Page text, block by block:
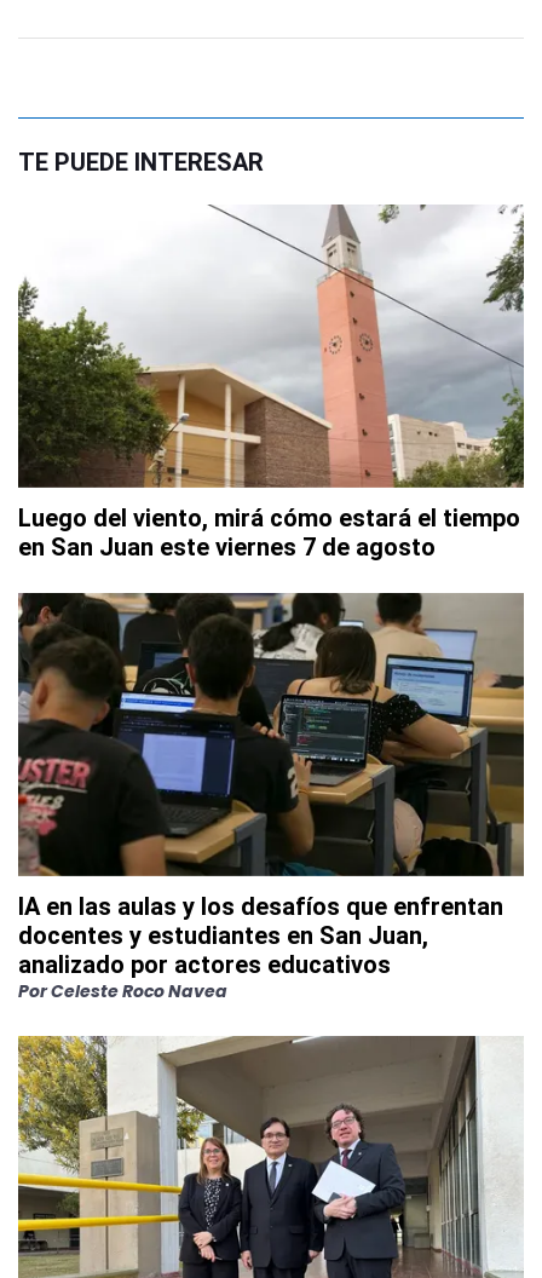
TE PUEDE INTERESAR
Luego del viento, mirá cómo estará el tiempo
en San Juan este viernes 7 de agosto
IA en las aulas y los desafíos que enfrentan
docentes y estudiantes en San Juan,
analizado por actores educativos
PorCeleste Roco Navea